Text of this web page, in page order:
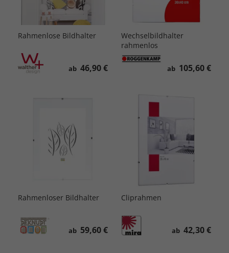
Rahmenlose Bildhalter
ab 46,90 €
Wechselbildhalter
rahmenlos
ab 105,60 €
Rahmenloser Bildhalter
ab 59,60 €
Cliprahmen
ab 42,30 €